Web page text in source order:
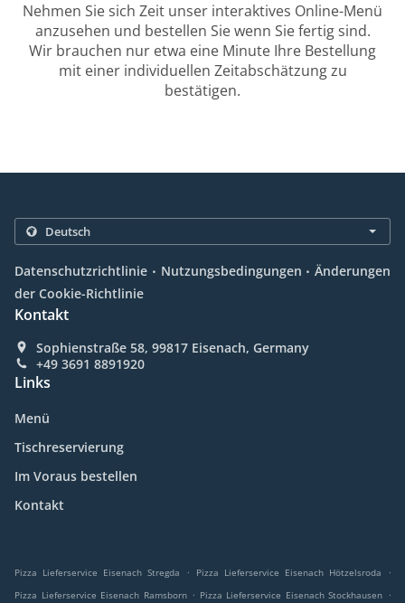
Nehmen Sie sich Zeit unser interaktives Online-Menü
anzusehen und bestellen Sie wenn Sie fertig sind.
Wir brauchen nur etwa eine Minute Ihre Bestellung
mit einer individuellen Zeitabschätzung zu
bestätigen.
Datenschutzrichtlinie . Nutzungsbedingungen . Änderungen
der Cookie-Richtlinie
Kontakt
Sophienstraße 58, 99817 Eisenach, Germany
+49 3691 8891920
Links
Menü
Tischreservierung
Im Voraus bestellen
Kontakt
Pizza Lieferservice Eisenach Stregda . Pizza Lieferservice Eisenach Hötzelsroda
.
Pizza Lieferservice Eisenach Ramsborn . Pizza Lieferservice Eisenach Stockhausen .